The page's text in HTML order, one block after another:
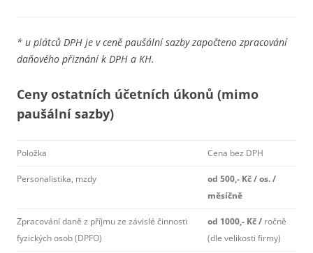
* u plátců DPH je v ceně paušální sazby započteno zpracování
daňového přiznání k DPH a KH.
Ceny ostatních účetních úkonů (mimo
paušální sazby)
Položka Cena bez DPH
Personalistika, mzdy
od 500,- Kč / os. /
měsíčně
Zpracování daně z příjmu ze závislé činnosti
fyzických osob (DPFO)
od 1000,- Kč / ročně
(dle velikosti firmy)